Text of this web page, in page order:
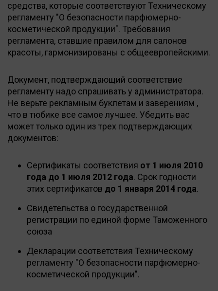
средства, которые соответствуют Техническому
регламенту "О безопасности парфюмерно-
косметической продукции". Требования
регламента, ставшие правилом для салонов
красоты, гармонизированы с общеевропейскими.
Документ, подтверждающий соответствие
регламенту надо спрашивать у администратора.
Не верьте рекламным буклетам и заверениям ,
что в тюбике все самое лучшее. Убедить вас
может только один из трех подтверждающих
документов:
Сертификаты соответствия от 1 июля 2010
года до 1 июля 2012 года. Срок годности
этих сертификатов до 1 января 2014 года.
Свидетельства о государственной
регистрации по единой форме Таможенного
союза
Декларации соответствия Техническому
регламенту "О безопасности парфюмерно-
косметической продукции".